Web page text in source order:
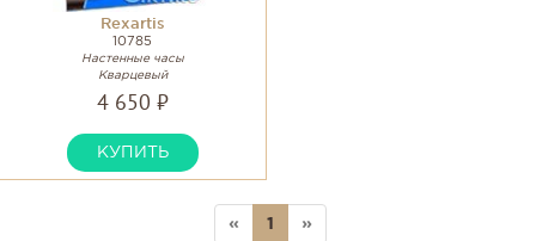
Rexartis
10785
Настенные часы
Кварцевый
4 650 ₽
КУПИТЬ
« 1 »